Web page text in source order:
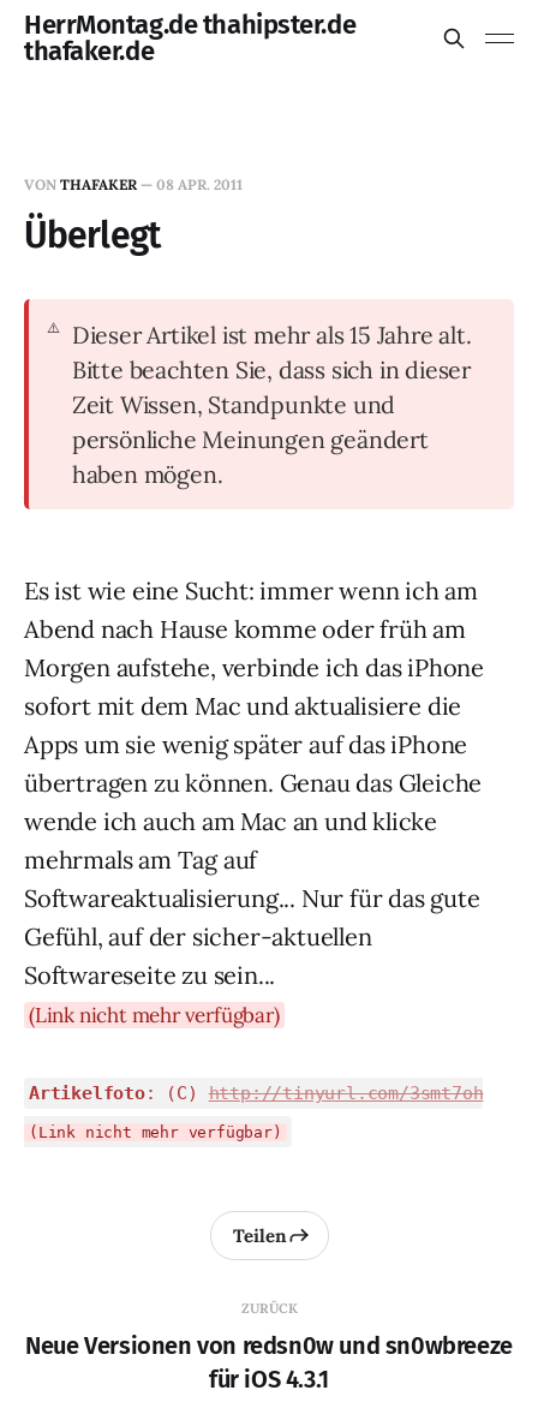
HerrMontag.de thahipster.de
thafaker.de
VON THAFAKER — 08 APR. 2011
Überlegt
Dieser Artikel ist mehr als 15 Jahre alt.
Bitte beachten Sie, dass sich in dieser
Zeit Wissen, Standpunkte und
persönliche Meinungen geändert
haben mögen.
Es ist wie eine Sucht: immer wenn ich am
Abend nach Hause komme oder früh am
Morgen aufstehe, verbinde ich das iPhone
sofort mit dem Mac und aktualisiere die
Apps um sie wenig später auf das iPhone
übertragen zu können. Genau das Gleiche
wende ich auch am Mac an und klicke
mehrmals am Tag auf
Softwareaktualisierung... Nur für das gute
Gefühl, auf der sicher-aktuellen
Softwareseite zu sein...
(Link nicht mehr verfügbar)
Artikelfoto: (C)http://tinyurl.com/3smt7oh
(Link nicht mehr verfügbar)
ZURÜCK
Neue Versionen von redsn0w und sn0wbreeze
für iOS 4.3.1
Teilen